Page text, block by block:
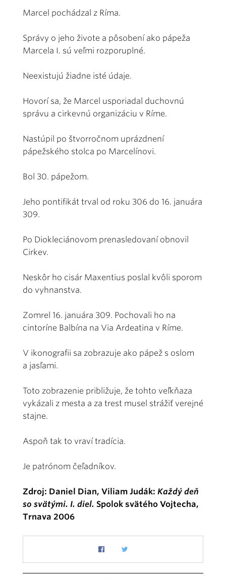
Marcel pochádzal z Ríma.
Správy o jeho živote a pôsobení ako pápeža
Marcela I. sú veľmi rozporuplné.
Neexistujú žiadne isté údaje.
Hovorí sa, že Marcel usporiadal duchovnú
správu a cirkevnú organizáciu v Ríme.
Nastúpil po štvorročnom uprázdnení
pápežského stolca po Marcelínovi.
Bol 30. pápežom.
Jeho pontifikát trval od roku 306 do 16. januára
309.
Po Diokleciánovom prenasledovaní obnovil
Cirkev.
Neskôr ho cisár Maxentius poslal kvôli sporom
do vyhnanstva.
Zomrel 16. januára 309. Pochovali ho na
cintoríne Balbína na Via Ardeatina v Ríme.
V ikonografii sa zobrazuje ako pápež s oslom
a jasľami.
Toto zobrazenie približuje, že tohto veľkňaza
vykázali z mesta a za trest musel strážiť verejné
stajne.
Aspoň tak to vraví tradícia.
Je patrónom čeľadníkov.
Zdroj: Daniel Dian, Viliam Judák: Každý deň
so svätými. I. diel. Spolok svätého Vojtecha,
Trnava 2006